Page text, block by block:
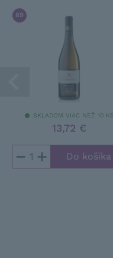
89 WINE SPECTATOR
SKLADOM VIAC NEŽ 10 KS
13,72 €
− +